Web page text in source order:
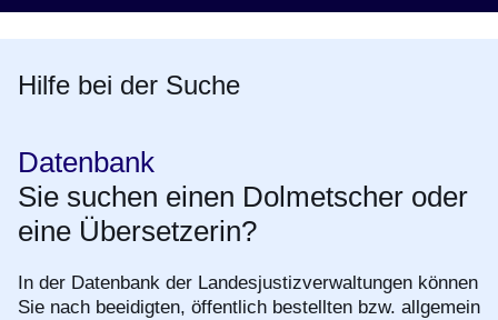
Hilfe bei der Suche
Datenbank
Sie suchen einen Dolmetscher oder
eine Übersetzerin?
In der Datenbank der Landesjustizverwaltungen können
Sie nach beeidigten, öffentlich bestellten bzw. allgemein